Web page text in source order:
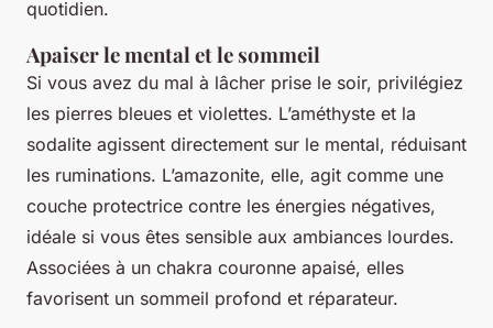
quotidien.
Apaiser le mental et le sommeil
Si vous avez du mal à lâcher prise le soir, privilégiez
les pierres bleues et violettes. L’améthyste et la
sodalite agissent directement sur le mental, réduisant
les ruminations. L’amazonite, elle, agit comme une
couche protectrice contre les énergies négatives,
idéale si vous êtes sensible aux ambiances lourdes.
Associées à un chakra couronne apaisé, elles
favorisent un sommeil profond et réparateur.